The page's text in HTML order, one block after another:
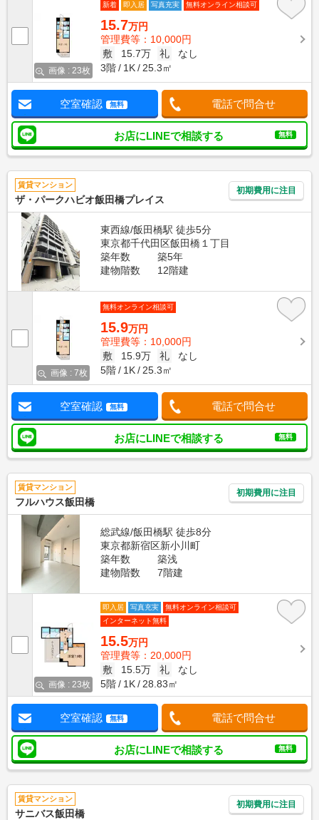
画像 : 23枚
新着 即入居 写真充実 無料オンライン相談可
15.7万円
管理費等：10,000円
敷
15.7万 礼
なし
3階
1K 25.3㎡
空室確認 無料 電話で問合せ
お店にLINEで相談する 無料
賃貸マンション
ザ・パークハビオ飯田橋プレイス
初期費用に注目
東西線/飯田橋駅 徒歩5分
東京都千代田区飯田橋１丁目
築年数
築5年
建物階数
12階建
画像 : 7枚
無料オンライン相談可
15.9万円
管理費等：10,000円
敷
15.9万 礼
なし
5階
1K 25.3㎡
空室確認 無料 電話で問合せ
お店にLINEで相談する 無料
賃貸マンション
フルハウス飯田橋
初期費用に注目
総武線/飯田橋駅 徒歩8分
東京都新宿区新小川町
築年数
築浅
建物階数
7階建
画像 : 23枚
即入居 写真充実
無料オンライン相談可
インターネット無料
15.5万円
管理費等：20,000円
敷
15.5万 礼
なし
5階
1K 28.83㎡
空室確認 無料 電話で問合せ
お店にLINEで相談する 無料
賃貸マンション
サニバス飯田橋
初期費用に注目